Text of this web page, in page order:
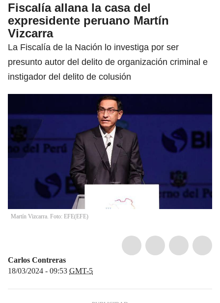
Fiscalía allana la casa del
expresidente peruano Martín
Vizcarra
La Fiscalía de la Nación lo investiga por ser
presunto autor del delito de organización criminal e
instigador del delito de colusión
Martín Vizcarra. Foto: EFE(EFE)
Carlos Contreras
18/03/2024 - 09:53 GMT-5